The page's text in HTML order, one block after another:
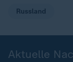
Russland
Aktuelle